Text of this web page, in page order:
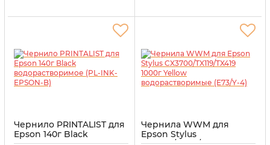
Чернило PRINTALIST для
Epson 140г Black
Чернила WWM для
Epson Stylus